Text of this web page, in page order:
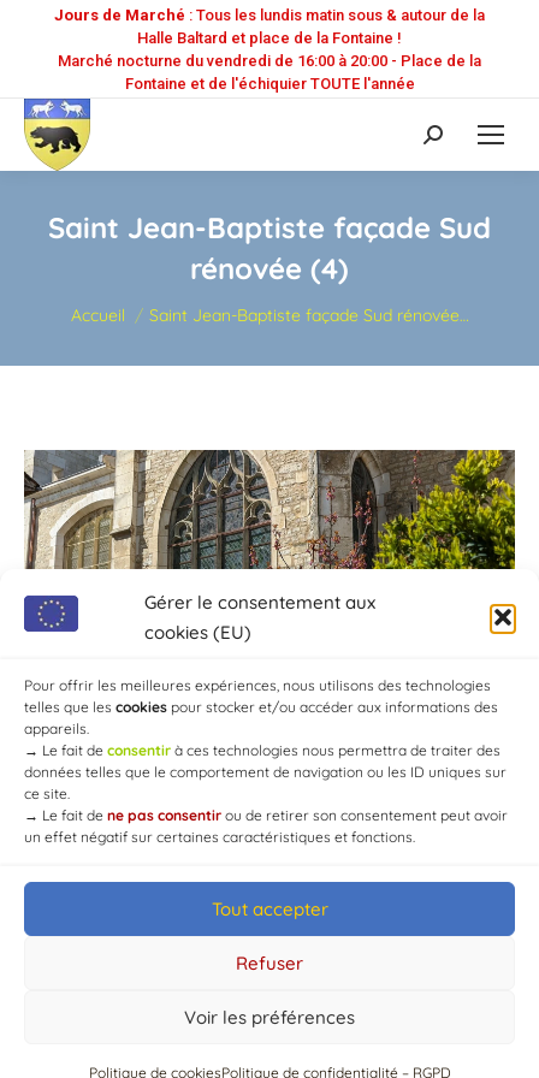
Gérer le consentement aux
cookies (EU)
Pour offrir les meilleures expériences, nous utilisons des technologies
telles que les cookies pour stocker et/ou accéder aux informations des
appareils.
→ Le fait de consentir à ces technologies nous permettra de traiter des
données telles que le comportement de navigation ou les ID uniques sur
ce site.
→ Le fait de ne pas consentir ou de retirer son consentement peut avoir
un effet négatif sur certaines caractéristiques et fonctions.
Tout accepter
Refuser
Voir les préférences
Politique de cookiesPolitique de confidentialité – RGPD
Jours de Marché : Tous les lundis matin sous & autour de la
Halle Baltard et place de la Fontaine !
Marché nocturne du vendredi de 16:00 à 20:00 - Place de la
Fontaine et de l'échiquier TOUTE l'année
Recherche
:
Saint Jean-Baptiste façade Sud
rénovée (4)
Vous êtes ici :
Accueil Saint Jean-Baptiste façade Sud rénovée…
© Mairie de Chaource [2004-2024] | Tous droits réservés.
Developed byWEB3-DESIGN